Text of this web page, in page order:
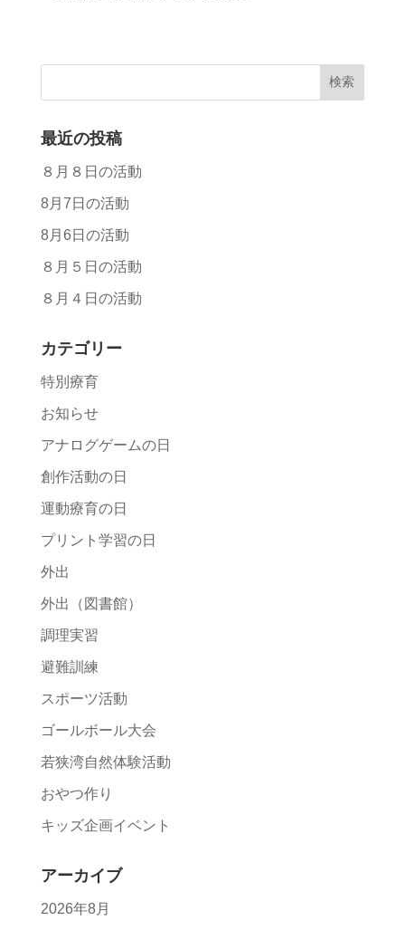
最近の投稿
８月８日の活動
8月7日の活動
8月6日の活動
８月５日の活動
８月４日の活動
カテゴリー
特別療育
お知らせ
アナログゲームの日
創作活動の日
運動療育の日
プリント学習の日
外出
外出（図書館）
調理実習
避難訓練
スポーツ活動
ゴールボール大会
若狭湾自然体験活動
おやつ作り
キッズ企画イベント
アーカイブ
2026年8月